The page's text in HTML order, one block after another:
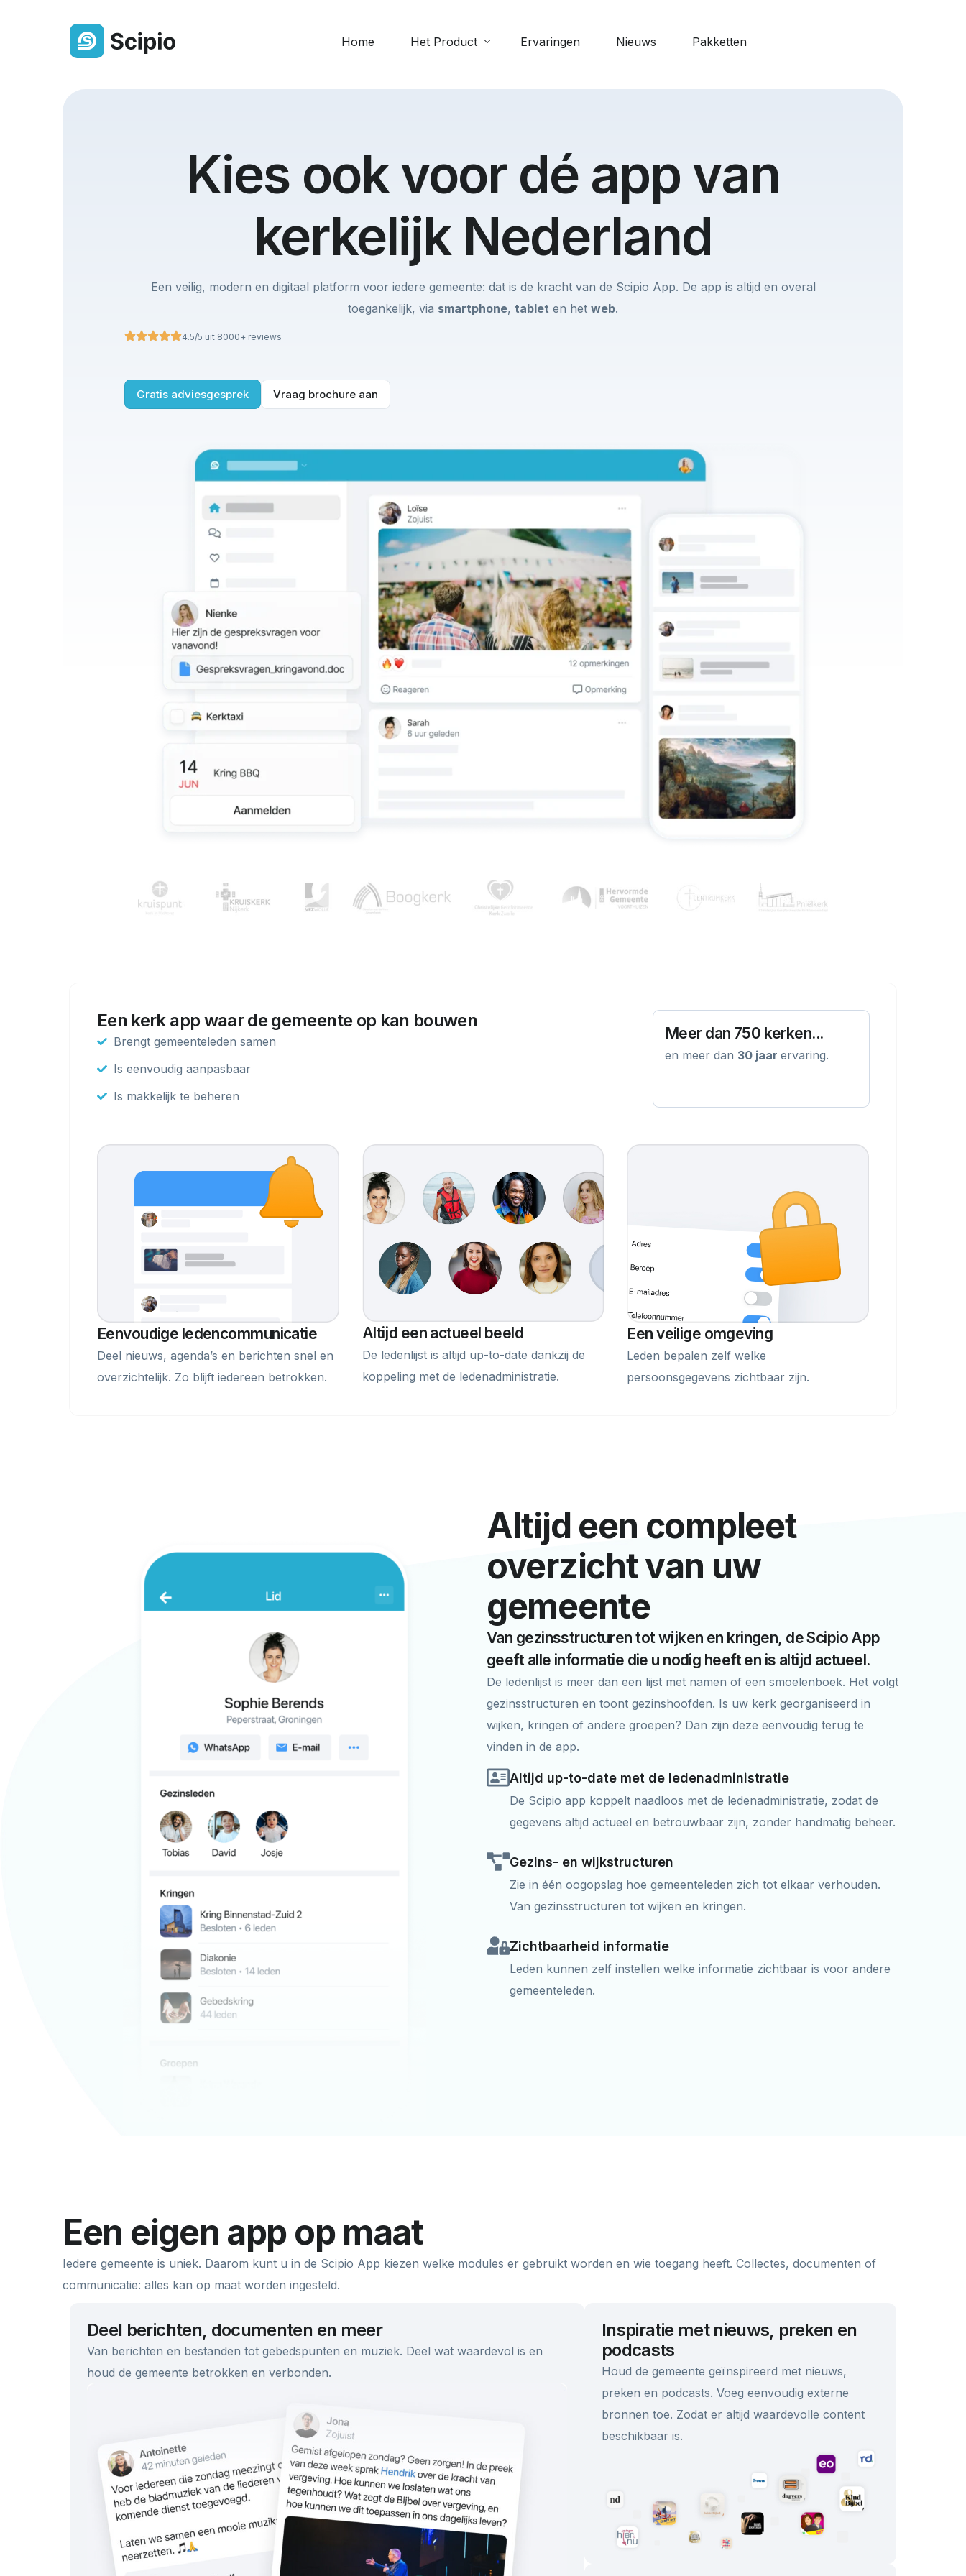
Home Het Product
gemeenteleden
Deel eenvoudig berichten,
bestanden of een oproep
Groepen
en altijd beschikbaar
Beheer aanwezigheid bij
evenementen
Upload en deel bestanden zoals
Verjaardagen
Ervaringen Nieuws Pakketten
Kies ook voor dé app van
kerkelijk Nederland
Een veilig, modern en digitaal platform voor iedere gemeente: dat is de kracht van de Scipio App. De app is altijd en overal
toegankelijk, via smartphone, tablet en het web.
4.5/5 uit 8000+ reviews
Gratis adviesgesprek Vraag brochure aan
Een kerk app waar de gemeente op kan bouwen
Brengt gemeenteleden samen
Is eenvoudig aanpasbaar
Is makkelijk te beheren
Meer dan 750 kerken...
en meer dan 30 jaar ervaring.
Eenvoudige ledencommunicatie
Deel nieuws, agenda’s en berichten snel en
overzichtelijk. Zo blijft iedereen betrokken.
Altijd een actueel beeld
De ledenlijst is altijd up-to-date dankzij de
koppeling met de ledenadministratie.
Een veilige omgeving
Leden bepalen zelf welke
persoonsgegevens zichtbaar zijn.
Altijd een compleet
overzicht van uw
gemeente
Van gezinsstructuren tot wijken en kringen, de Scipio App
geeft alle informatie die u nodig heeft en is altijd actueel.
De ledenlijst is meer dan een lijst met namen of een smoelenboek. Het volgt
gezinsstructuren en toont gezinshoofden. Is uw kerk georganiseerd in
wijken, kringen of andere groepen? Dan zijn deze eenvoudig terug te
vinden in de app.
Altijd up-to-date met de ledenadministratie
De Scipio app koppelt naadloos met de ledenadministratie, zodat de
gegevens altijd actueel en betrouwbaar zijn, zonder handmatig beheer.
Gezins- en wijkstructuren
Zie in één oogopslag hoe gemeenteleden zich tot elkaar verhouden.
Van gezinsstructuren tot wijken en kringen.
Zichtbaarheid informatie
Leden kunnen zelf instellen welke informatie zichtbaar is voor andere
gemeenteleden.
Een eigen app op maat
Iedere gemeente is uniek. Daarom kunt u in de Scipio App kiezen welke modules er gebruikt worden en wie toegang heeft. Collectes, documenten of
communicatie: alles kan op maat worden ingesteld.
Deel berichten, documenten en meer
Van berichten en bestanden tot gebedspunten en muziek. Deel wat waardevol is en
houd de gemeente betrokken en verbonden.
Inspiratie met nieuws, preken en
podcasts
Houd de gemeente geïnspireerd met nieuws,
preken en podcasts. Voeg eenvoudig externe
bronnen toe. Zodat er altijd waardevolle content
beschikbaar is.